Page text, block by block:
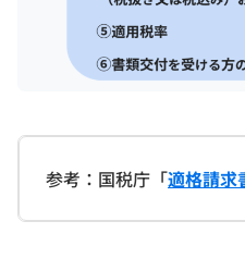
参考：国税庁「適格請求